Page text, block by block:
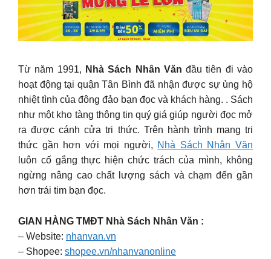
Từ năm 1991, Nhà Sách Nhân Văn đầu tiên đi vào
hoạt động tại quận Tân Bình đã nhận được sự ủng hộ
nhiệt tình của đông đảo bạn đọc và khách hàng. . Sách
như một kho tàng thông tin quý giá giúp người đọc mở
ra được cánh cửa tri thức. Trên hành trình mang tri
thức gần hơn với mọi người, Nhà Sách Nhân Văn
luôn cố gắng thực hiện chức trách của mình, không
ngừng nâng cao chất lượng sách và chạm đến gần
hơn trái tim bạn đọc.
GIAN HÀNG TMĐT Nhà Sách Nhân Văn :
– Website: nhanvan.vn
– Shopee: shopee.vn/nhanvanonline